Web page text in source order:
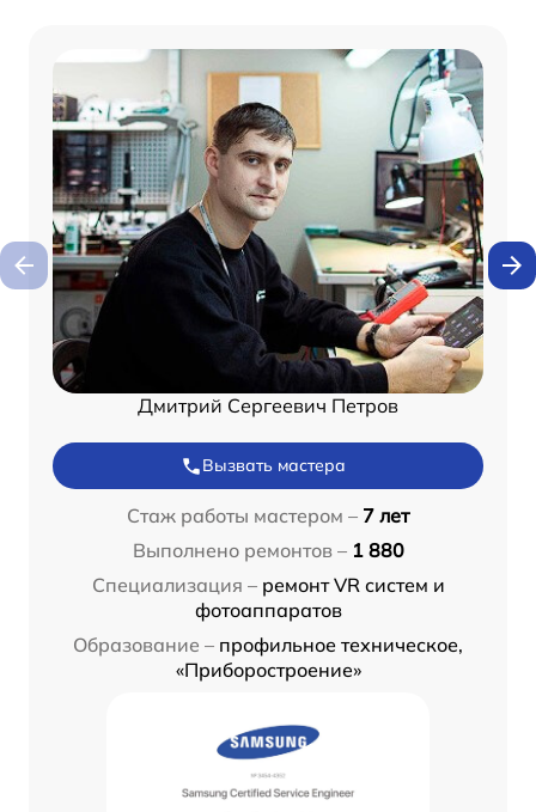
Дмитрий Сергеевич Петров
Вызвать мастера
Стаж работы мастером – 7 лет
Выполнено ремонтов – 1 880
Специализация – ремонт VR систем и
фотоаппаратов
Образование – профильное техническое,
«Приборостроение»